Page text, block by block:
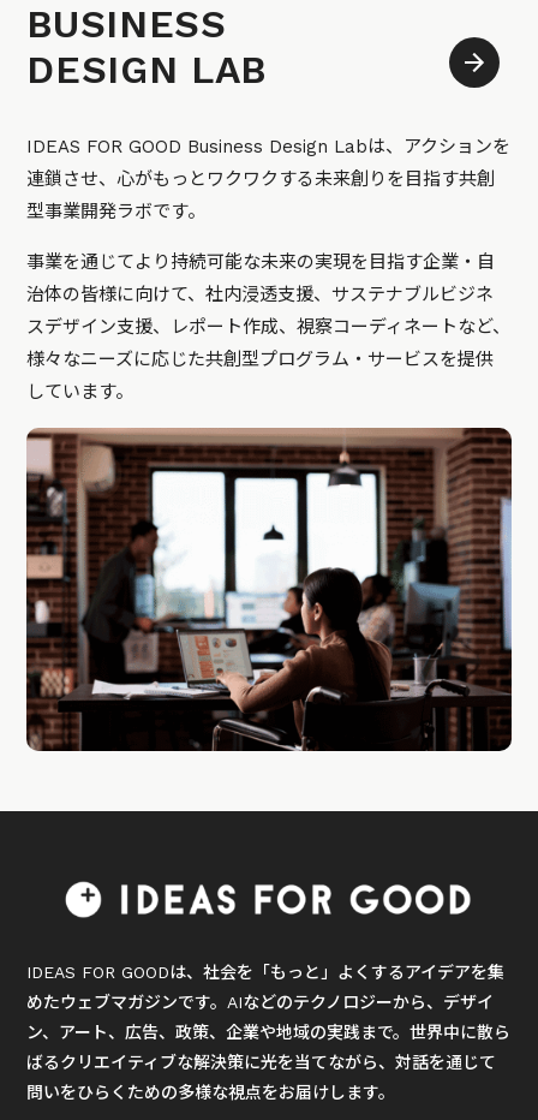
BUSINESS
DESIGN LAB
IDEAS FOR GOOD Business Design Labは、アクションを
連鎖させ、心がもっとワクワクする未来創りを目指す共創
型事業開発ラボです。
事業を通じてより持続可能な未来の実現を目指す企業・自
治体の皆様に向けて、社内浸透支援、サステナブルビジネ
スデザイン支援、レポート作成、視察コーディネートなど、
様々なニーズに応じた共創型プログラム・サービスを提供
しています。
IDEAS FOR GOODは、社会を「もっと」よくするアイデアを集
めたウェブマガジンです。AIなどのテクノロジーから、デザイ
ン、アート、広告、政策、企業や地域の実践まで。世界中に散ら
ばるクリエイティブな解決策に光を当てながら、対話を通じて
問いをひらくための多様な視点をお届けします。